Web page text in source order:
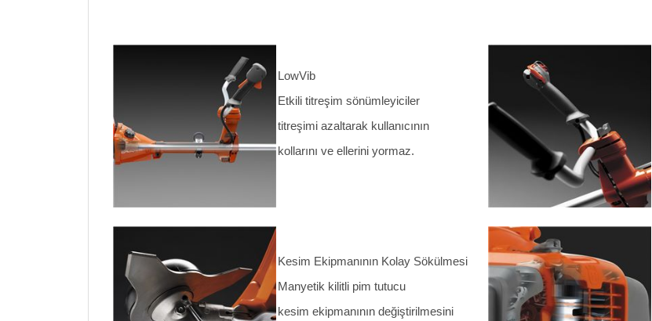
LowVib
Etkili titreşim sönümleyiciler
titreşimi azaltarak kullanıcının
kollarını ve ellerini yormaz.
Kesim Ekipmanının Kolay Sökülmesi
Manyetik kilitli pim tutucu
kesim ekipmanının değiştirilmesini